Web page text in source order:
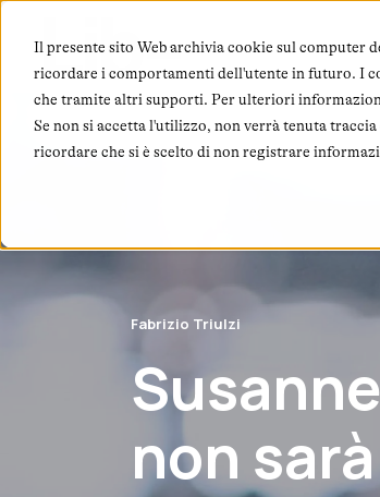
Il presente sito Web archivia cookie sul
ricordare i comportamenti dell'utente in futuro. I
che tramite altri supporti. Per ulteriori
Se non si accetta l'utilizzo, non verrà tenuta
ricordare che si è scelto di non registrare
Fabrizio Triulzi
non